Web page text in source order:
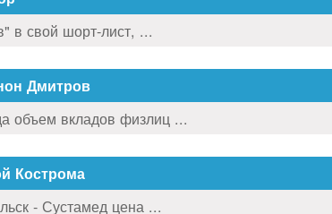
в свой шорт-лист, ...
Дмитров
объем вкладов физлиц ...
Кострома
- Сустамед цена ...